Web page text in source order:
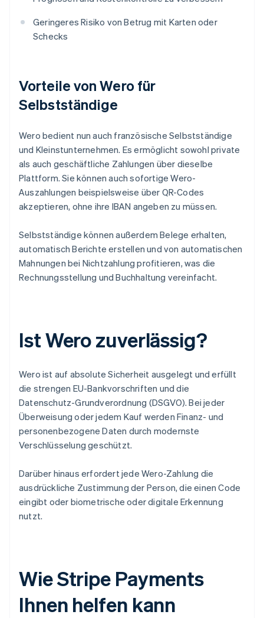
Geringeres Risiko von Betrug mit Karten oder
Schecks
Vorteile von Wero für
Selbstständige
Wero bedient nun auch französische Selbstständige
und Kleinstunternehmen. Es ermöglicht sowohl private
als auch geschäftliche Zahlungen über dieselbe
Plattform. Sie können auch sofortige Wero-
Auszahlungen beispielsweise über QR-Codes
akzeptieren, ohne ihre IBAN angeben zu müssen.
Selbstständige können außerdem Belege erhalten,
automatisch Berichte erstellen und von automatischen
Mahnungen bei Nichtzahlung profitieren, was die
Rechnungsstellung und Buchhaltung vereinfacht.
Ist Wero zuverlässig?
Wero ist auf absolute Sicherheit ausgelegt und erfüllt
die strengen EU-Bankvorschriften und die
Datenschutz-Grundverordnung (DSGVO). Bei jeder
Überweisung oder jedem Kauf werden Finanz- und
personenbezogene Daten durch modernste
Verschlüsselung geschützt.
Darüber hinaus erfordert jede Wero-Zahlung die
ausdrückliche Zustimmung der Person, die einen Code
eingibt oder biometrische oder digitale Erkennung
nutzt.
Wie Stripe Payments
Ihnen helfen kann